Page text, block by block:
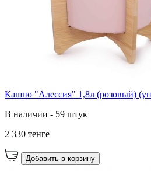
Кашпо "Алессия" 1,8л (розовый)
В наличии - 59 штук
2 330 тенге
Добавить в корзину